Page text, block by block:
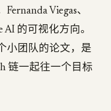
Viegas、
AI 的可视化方向。
小团队的论文，是
链一起往一个目标